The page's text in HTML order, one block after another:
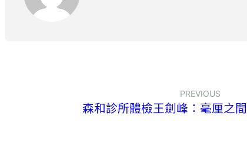
PREVIOUS
森和診所體檢王劍峰：毫厘之